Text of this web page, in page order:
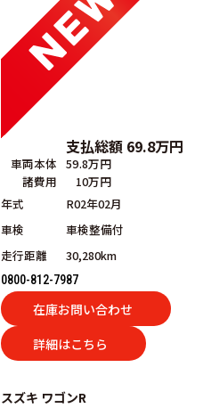
支払総額 69.8万円
車両本体 59.8万円
諸費用
10万円
年式
R02年02月
車検
車検整備付
走行距離
30,280km
0800-812-7987
在庫お問い合わせ
詳細はこちら
スズキ ワゴンR